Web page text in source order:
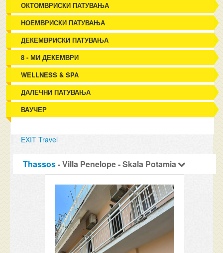
ОКТОМВРИСКИ ПАТУВАЊА
НОЕМВРИСКИ ПАТУВАЊА
ДЕКЕМВРИСКИ ПАТУВАЊА
8 - МИ ДЕКЕМВРИ
WELLNESS & SPA
ДАЛЕЧНИ ПАТУВАЊА
ВАУЧЕР
EXIT Travel
Thassos- Villa Penelope - Skala Potamia